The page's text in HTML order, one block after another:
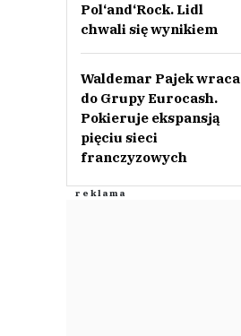
Pol‘and‘Rock. Lidl
chwali się wynikiem
Waldemar Pajek wraca
do Grupy Eurocash.
Pokieruje ekspansją
pięciu sieci
franczyzowych